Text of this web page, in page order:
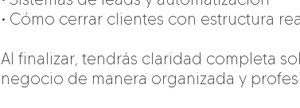
• Cómo cerrar clientes con estructura
Al finalizar, tendrás claridad completa
negocio de manera organizada y